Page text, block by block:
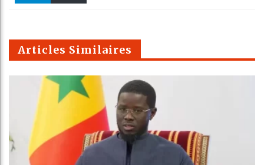
m
Articles Similaires